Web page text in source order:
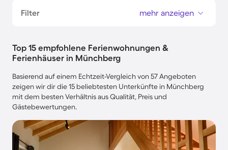
Filter mehr anzeigen
Top 15 empfohlene Ferienwohnungen &
Ferienhäuser in Münchberg
Basierend auf einem Echtzeit-Vergleich von 57 Angeboten
zeigen wir dir die 15 beliebtesten Unterkünfte in Münchberg
mit dem besten Verhältnis aus Qualität, Preis und
Gästebewertungen.